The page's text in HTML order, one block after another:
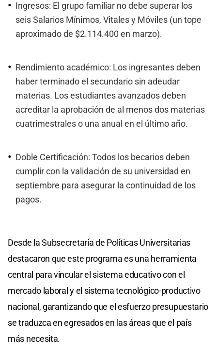
Ingresos: El grupo familiar no debe superar los
seis Salarios Mínimos, Vitales y Móviles (un tope
aproximado de $2.114.400 en marzo).
Rendimiento académico: Los ingresantes deben
haber terminado el secundario sin adeudar
materias. Los estudiantes avanzados deben
acreditar la aprobación de al menos dos materias
cuatrimestrales o una anual en el último año.
Doble Certificación: Todos los becarios deben
cumplir con la validación de su universidad en
septiembre para asegurar la continuidad de los
pagos.
Desde la Subsecretaría de Políticas Universitarias
destacaron que este programa es una herramienta
central para vincular el sistema educativo con el
mercado laboral y el sistema tecnológico-productivo
nacional, garantizando que el esfuerzo presupuestario
se traduzca en egresados en las áreas que el país
más necesita.